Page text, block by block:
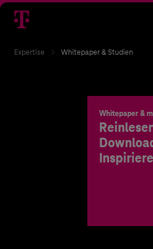
Expertise Whitepaper & Studien
Whitepaper &